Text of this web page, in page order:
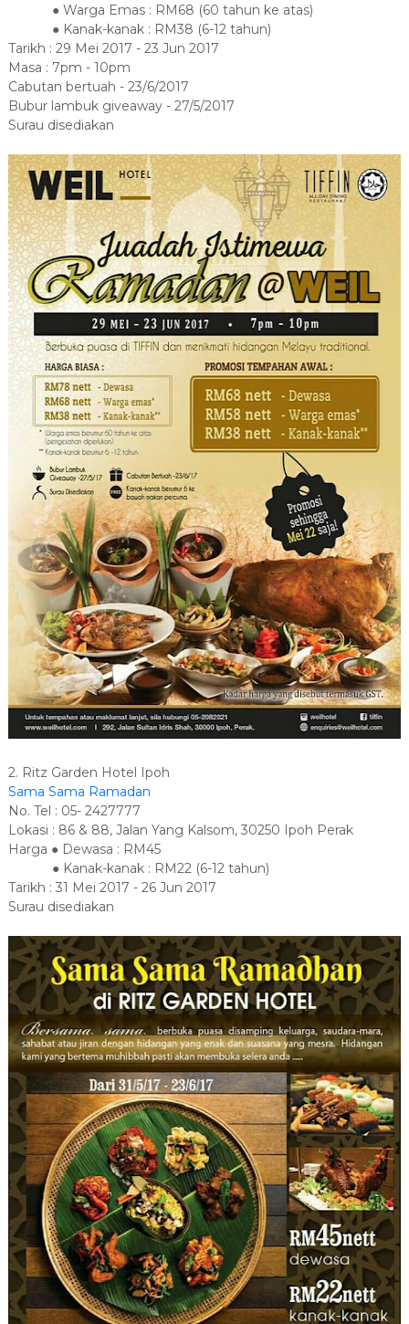
● Warga Emas : RM68 (60 tahun ke atas)
● Kanak-kanak : RM38 (6-12 tahun)
Tarikh : 29 Mei 2017 - 23 Jun 2017
Masa : 7pm - 10pm
Cabutan bertuah - 23/6/2017
Bubur lambuk giveaway - 27/5/2017
Surau disediakan
2. Ritz Garden Hotel Ipoh
Sama Sama Ramadan
No. Tel : 05- 2427777
Lokasi : 86 & 88, Jalan Yang Kalsom, 30250 Ipoh Perak
Harga ● Dewasa : RM45
● Kanak-kanak : RM22 (6-12 tahun)
Tarikh : 31 Mei 2017 - 26 Jun 2017
Surau disediakan